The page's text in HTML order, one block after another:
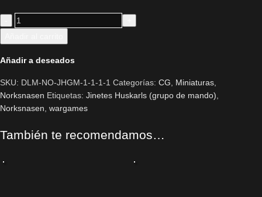
Añadir a deseados
SKU: DLM-NO-JHGM-1-1-1-1 Categorías: CG Miniaturas
Norksnasen Etiquetas: Jinetes Huskarls (grupo de mando)
Norksnasen wargames
También te recomendamos…